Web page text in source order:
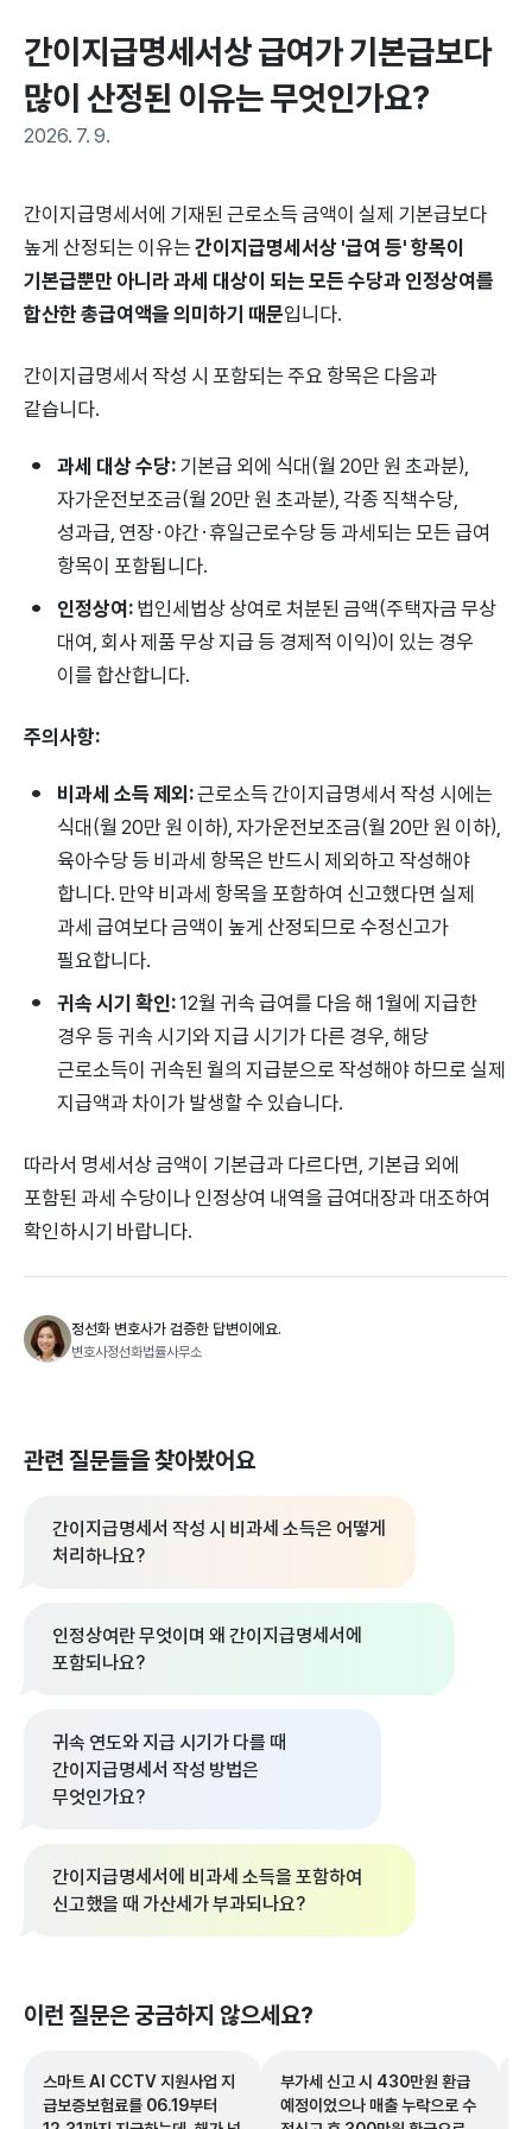
간이지급명세서상 급여가 기본급보다
많이 산정된 이유는 무엇인가요?
2026. 7. 9.
간이지급명세서에 기재된 근로소득 금액이 실제 기본급보다
높게 산정되는 이유는간이지급명세서상 '급여 등' 항목이
기본급뿐만 아니라 과세 대상이 되는 모든 수당과 인정상여를
합산한 총급여액을 의미하기 때문입니다.
간이지급명세서 작성 시 포함되는 주요 항목은 다음과
같습니다.
과세 대상 수당:기본급 외에 식대(월 20만 원 초과분),
자가운전보조금(월 20만 원 초과분), 각종 직책수당,
성과급, 연장·야간·휴일근로수당 등 과세되는 모든 급여
항목이 포함됩니다.
인정상여:법인세법상 상여로 처분된 금액(주택자금 무상
대여, 회사 제품 무상 지급 등 경제적 이익)이 있는 경우
이를 합산합니다.
주의사항:
비과세 소득 제외:근로소득 간이지급명세서 작성 시에는
식대(월 20만 원 이하), 자가운전보조금(월 20만 원 이하),
육아수당 등 비과세 항목은 반드시 제외하고 작성해야
합니다. 만약 비과세 항목을 포함하여 신고했다면 실제
과세 급여보다 금액이 높게 산정되므로 수정신고가
필요합니다.
귀속 시기 확인:12월 귀속 급여를 다음 해 1월에 지급한
경우 등 귀속 시기와 지급 시기가 다른 경우, 해당
근로소득이 귀속된 월의 지급분으로 작성해야 하므로 실제
지급액과 차이가 발생할 수 있습니다.
따라서 명세서상 금액이 기본급과 다르다면, 기본급 외에
포함된 과세 수당이나 인정상여 내역을 급여대장과 대조하여
확인하시기 바랍니다.
정선화 변호사가 검증한 답변이에요.
변호사정선화법률사무소
관련 질문들을 찾아봤어요
간이지급명세서 작성 시 비과세 소득은 어떻게
처리하나요?
인정상여란 무엇이며 왜 간이지급명세서에
포함되나요?
귀속 연도와 지급 시기가 다를 때
간이지급명세서 작성 방법은
무엇인가요?
간이지급명세서에 비과세 소득을 포함하여
신고했을 때 가산세가 부과되나요?
이런 질문은 궁금하지 않으세요?
스마트 AI CCTV 지원사업 지
급보증보험료를 06.19부터
부가세 신고 시 430만원 환급
예정이었으나 매출 누락으로 수